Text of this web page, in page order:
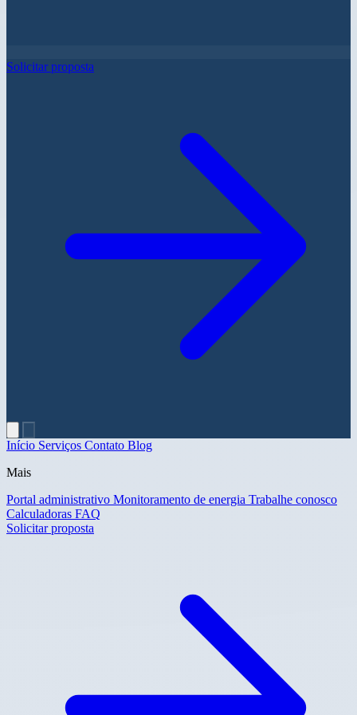
Solicitar proposta
Início Serviços Contato Blog
Mais
Portal administrativo Monitoramento de energia Trabalhe conosco
Calculadoras FAQ
Solicitar proposta